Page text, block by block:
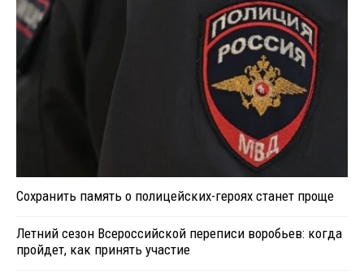
Сохранить память о полицейских-героях станет проще
Летний сезон Всероссийской переписи воробьев: когда
пройдет, как принять участие